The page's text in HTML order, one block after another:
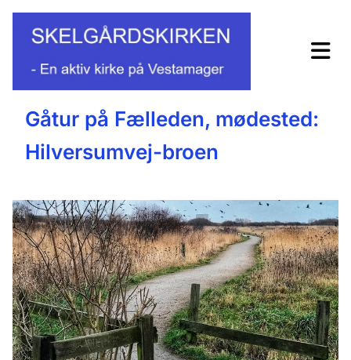
Gåtur på Fælleden, mødested:
Hilversumvej-broen